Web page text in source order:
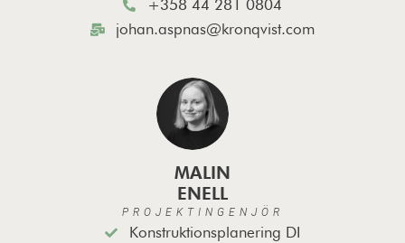
+358 44 281 0804
johan.aspnas@kronqvist.com
MALIN
ENELL
PROJEKTINGENJÖR
Konstruktionsplanering DI